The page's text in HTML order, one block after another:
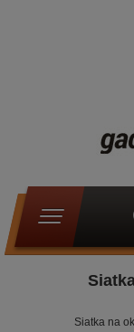
Siatka na